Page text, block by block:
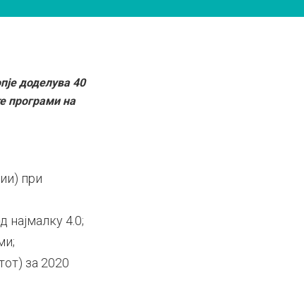
доделува 40
програми на
при
најмалку 4.0;
за 2020